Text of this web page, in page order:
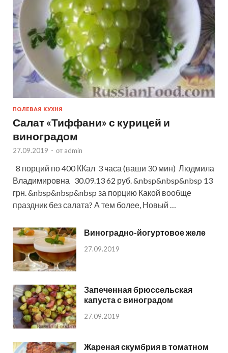
ПОЛЕВАЯ КУХНЯ
Салат «Тиффани» с курицей и
виноградом
27.09.2019 - от admin
8 порций по 400 ККал 3 часа (ваши 30 мин) Людмила
Владимировна 30.09.13 62 руб. &nbsp&nbsp&nbsp 13
грн. &nbsp&nbsp&nbsp за порцию Какой вообще
праздник без салата? А тем более, Новый …
Виноградно-йогуртовое желе
27.09.2019
Запеченная брюссельская
капуста с виноградом
27.09.2019
Жареная скумбрия в томатном